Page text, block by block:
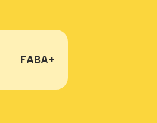
FABA+